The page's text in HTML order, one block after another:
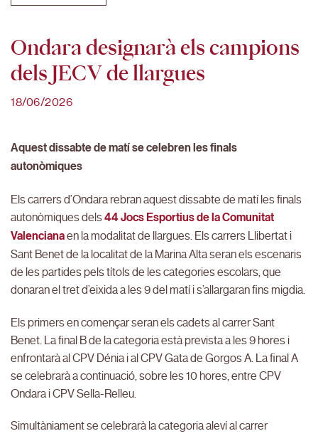
Ondara designarà els campions
dels JECV de llargues
18/06/2026
Aquest dissabte de matí se celebren les finals
autonòmiques
Els carrers d’Ondara rebran aquest dissabte de matí les finals
autonòmiques dels44 Jocs Esportius de la Comunitat
Valencianaen la modalitat de llargues. Els carrers Llibertat i
Sant Benet de la localitat de la Marina Alta seran els escenaris
de les partides pels títols de les categories escolars, que
donaran el tret d’eixida a les 9 del matí i s’allargaran fins migdia.
Els primers en començar seran els cadets al carrer Sant
Benet. La final B de la categoria està prevista a les 9 hores i
enfrontarà al CPV Dénia i al CPV Gata de Gorgos A. La final A
se celebrarà a continuació, sobre les 10 hores, entre CPV
Ondara i CPV Sella-Relleu.
Simultàniament se celebrarà la categoria aleví al carrer